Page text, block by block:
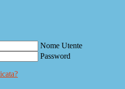
Nome Utente
Password